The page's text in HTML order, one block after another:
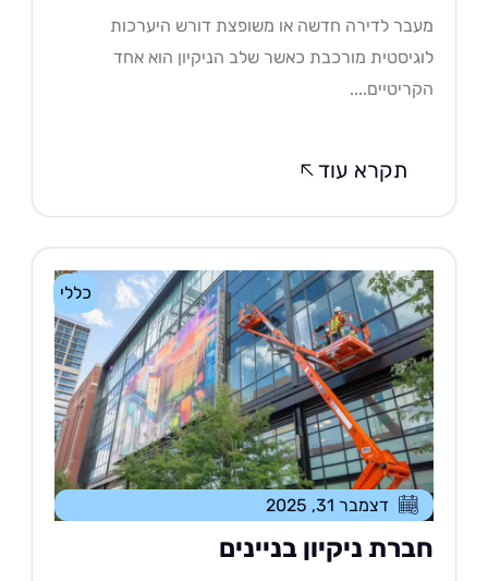
לדירה חדשה או משופצת דורש היערכות
מורכבת כאשר שלב הניקיון הוא אחד
תקרא עוד
כללי
דצמבר 31, 2025
ניקיון בניינים